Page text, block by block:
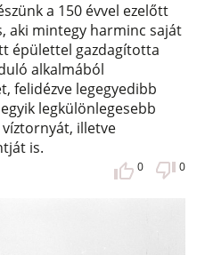
a 150 évvel ezelőtt
aki mintegy harminc saját
épülettel gazdagította
alkalmából
felidézve legegyedibb
legkülönlegesebb
illetve
is.
0 0